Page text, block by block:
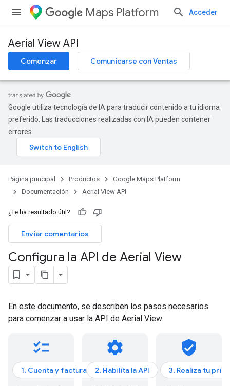
Maps Platform Acceder
Aerial View API
Comenzar Comunicarse con Ventas
Google utiliza tecnología de IA para traducir contenido a tu idioma
preferido. Las traducciones realizadas con IA pueden contener
errores.
Página principal Productos
Google Maps Platform
Documentación
Aerial View API
¿Te ha resultado útil?
Enviar comentarios
Configura la API de Aerial View
En este documento, se describen los pasos necesarios
para comenzar a usar la API de Aerial View.
checklist
1. Cuenta y facturación
settings
2. Habilita la API
verified_user
3. Realiza tu